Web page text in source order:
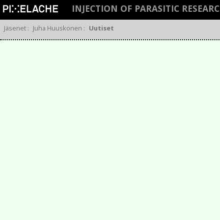
INJECTION OF PARASITIC
Jäsenet : Juha Huuskonen : Uutiset